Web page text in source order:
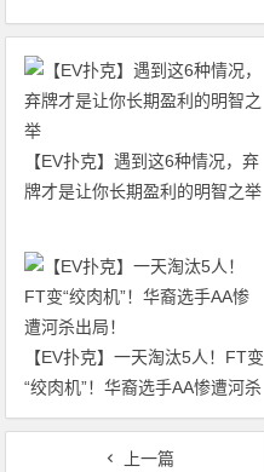
【EV扑克】遇到这6种情况，弃
牌才是让你长期盈利的明智之举
【EV扑克】一天淘汰5人！FT变
“绞肉机”！华裔选手AA惨遭河杀
出局！
上一篇